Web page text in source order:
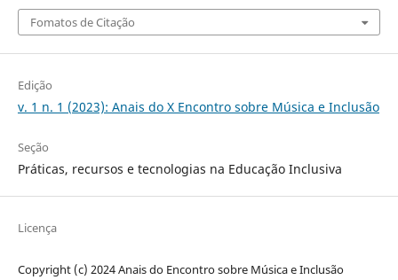
Fomatos de Citação
Edição
v. 1 n. 1 (2023): Anais do X Encontro sobre Música e Inclusão
Seção
Práticas, recursos e tecnologias na Educação Inclusiva
Licença
Copyright (c) 2024 Anais do Encontro sobre Música e Inclusão